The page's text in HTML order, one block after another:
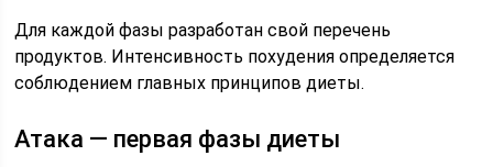
Для каждой фазы разработан свой перечень
продуктов. Интенсивность похудения определяется
соблюдением главных принципов диеты.
Атака — первая фазы диеты